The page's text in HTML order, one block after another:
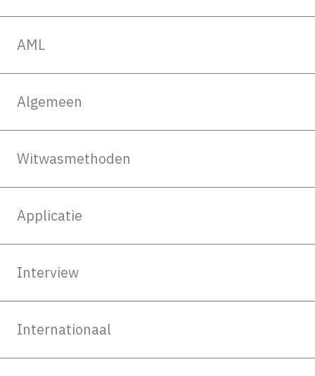
AML
Algemeen
Witwasmethoden
Applicatie
Interview
Internationaal